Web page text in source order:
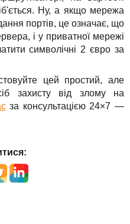
Ну, а якщо мережа
портів, це означає, що
і у приватної мережі
символічні 2 євро за
цей простий, але
захисту від злому на
за консультацією 24×7 —